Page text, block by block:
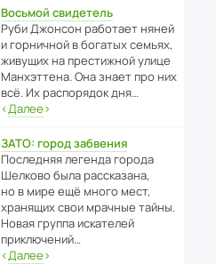
Восьмой свидетель
Руби Джонсон рабо­тает няней
и горни­чной в богатых семьях,
живущих на прес­ти­жной улице
Манх­эт­тена. Она знает про них
всё. Их распо­рядок дня…
‹Далее›
ЗАТО: город забвения
После­дняя легенда города
Шелково была расска­зана,
но в мире ещё много мест,
хранящих свои мрачные тайны.
Новая группа иска­телей
приключений…
‹Далее›